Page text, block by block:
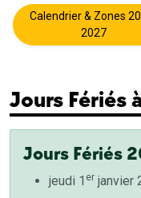
Calendrier & Zones
2027
Jours Fériés
Jours Fériés
jeudi 1 er janvier